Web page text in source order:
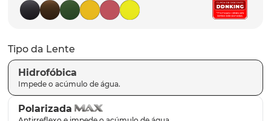
Tipo da Lente
Hidrofóbica
Polarizada
9º parafusos